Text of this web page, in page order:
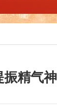
精气